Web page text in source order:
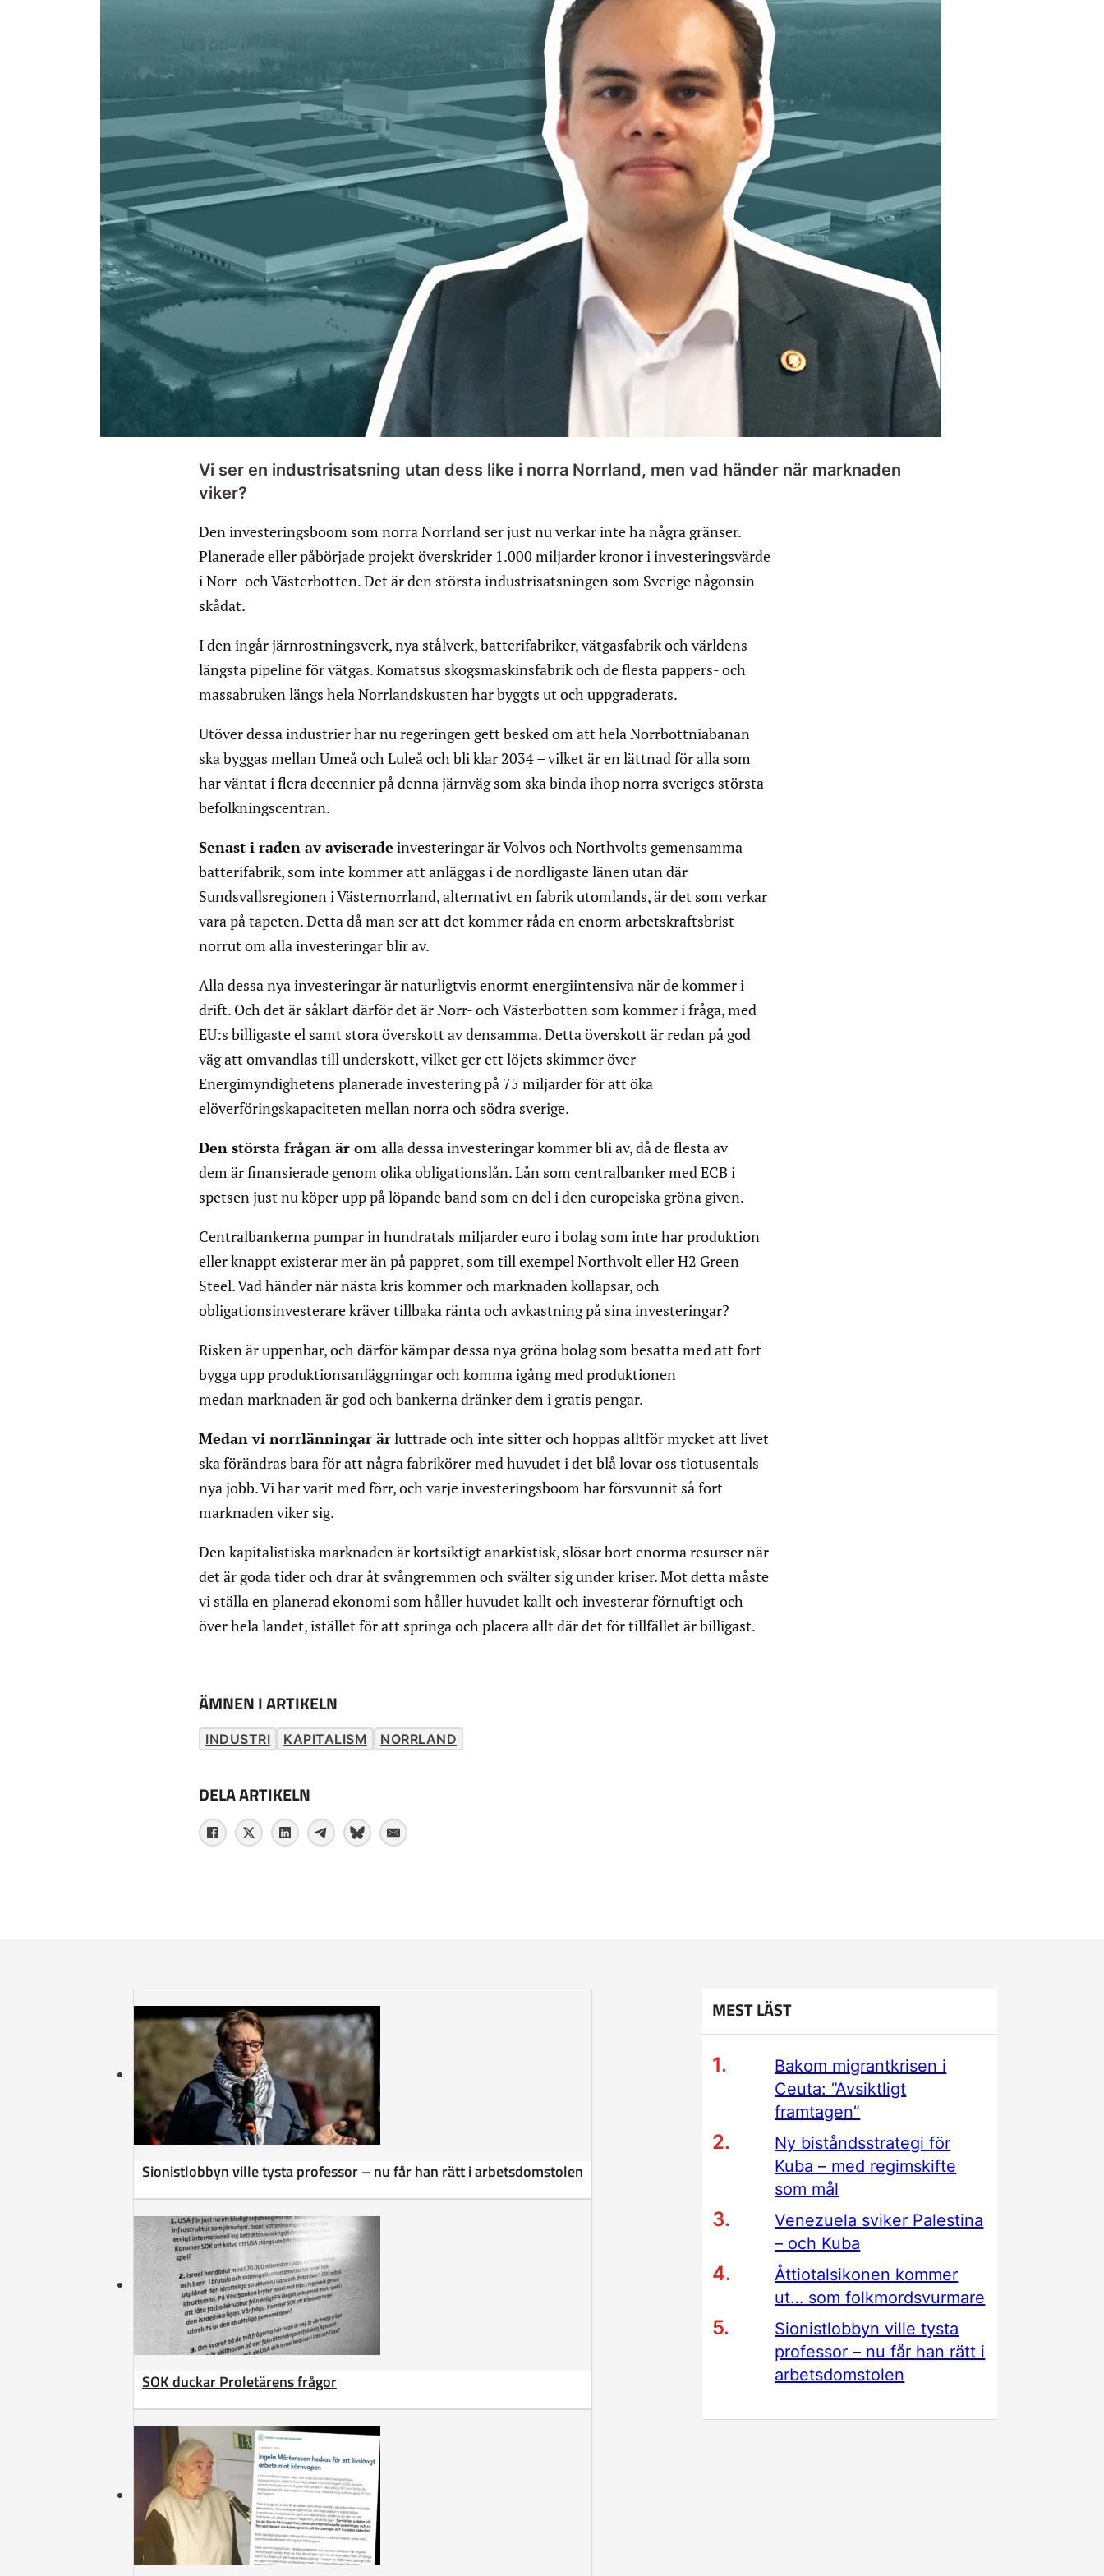
Vi ser en industrisatsning utan dess like i norra Norrland, men vad händer när marknaden
viker?
Den investeringsboom som norra Norrland ser just nu verkar inte ha några gränser.
Planerade eller påbörjade projekt överskrider 1.000 miljarder kronor i investeringsvärde
i Norr- och Västerbotten. Det är den största industrisatsningen som Sverige någonsin
skådat.
I den ingår järnrostningsverk, nya stålverk, batterifabriker, vätgasfabrik och världens
längsta pipeline för vätgas. Komatsus skogsmaskinsfabrik och de flesta pappers- och
massabruken längs hela Norrlandskusten har byggts ut och uppgraderats.
Utöver dessa industrier har nu regeringen gett besked om att hela Norrbottniabanan
ska byggas mellan Umeå och Luleå och bli klar 2034 – vilket är en lättnad för alla som
har väntat i flera decennier på denna järnväg som ska binda ihop norra sveriges största
befolkningscentran.
Senast i raden av aviserade investeringar är Volvos och Northvolts gemensamma
batterifabrik, som inte kommer att anläggas i de nordligaste länen utan där
Sundsvallsregionen i Västernorrland, alternativt en fabrik utomlands, är det som verkar
vara på tapeten. Detta då man ser att det kommer råda en enorm arbetskraftsbrist
norrut om alla investeringar blir av.
Alla dessa nya investeringar är naturligtvis enormt energiintensiva när de kommer i
drift. Och det är såklart därför det är Norr- och Västerbotten som kommer i fråga, med
EU:s billigaste el samt stora överskott av densamma. Detta överskott är redan på god
väg att omvandlas till underskott, vilket ger ett löjets skimmer över
Energimyndighetens planerade investering på 75 miljarder för att öka
elöverföringskapaciteten mellan norra och södra sverige.
Den största frågan är om alla dessa investeringar kommer bli av, då de flesta av
dem är finansierade genom olika obligationslån. Lån som centralbanker med ECB i
spetsen just nu köper upp på löpande band som en del i den europeiska gröna given.
Centralbankerna pumpar in hundratals miljarder euro i bolag som inte har produktion
eller knappt existerar mer än på pappret, som till exempel Northvolt eller H2 Green
Steel. Vad händer när nästa kris kommer och marknaden kollapsar, och
obligationsinvesterare kräver tillbaka ränta och avkastning på sina investeringar?
Risken är uppenbar, och därför kämpar dessa nya gröna bolag som besatta med att fort
bygga upp produktionsanläggningar och komma igång med produktionen
medan marknaden är god och bankerna dränker dem i gratis pengar.
Medan vi norrlänningar ärluttrade och inte sitter och hoppas alltför mycket att livet
ska förändras bara för att några fabrikörer med huvudet i det blå lovar oss tiotusentals
nya jobb. Vi har varit med förr, och varje investeringsboom har försvunnit så fort
marknaden viker sig.
Den kapitalistiska marknaden är kortsiktigt anarkistisk, slösar bort enorma resurser när
det är goda tider och drar åt svångremmen och svälter sig under kriser. Mot detta måste
vi ställa en planerad ekonomi som håller huvudet kallt och investerar förnuftigt och
över hela landet, istället för att springa och placera allt där det för tillfället är billigast.
ÄMNEN I ARTIKELN
INDUSTRI KAPITALISM NORRLAND
DELA ARTIKELN
Sionistlobbyn ville tysta professor – nu får han rätt i arbetsdomstolen
SOK duckar Proletärens frågor
MEST LÄST
Bakom migrantkrisen i
Ceuta: ”Avsiktligt
framtagen”
Ny biståndsstrategi för
Kuba – med regimskifte
som mål
Venezuela sviker Palestina
– och Kuba
Åttiotalsikonen kommer
ut… som folkmordsvurmare
Sionistlobbyn ville tysta
professor – nu får han rätt i
arbetsdomstolen